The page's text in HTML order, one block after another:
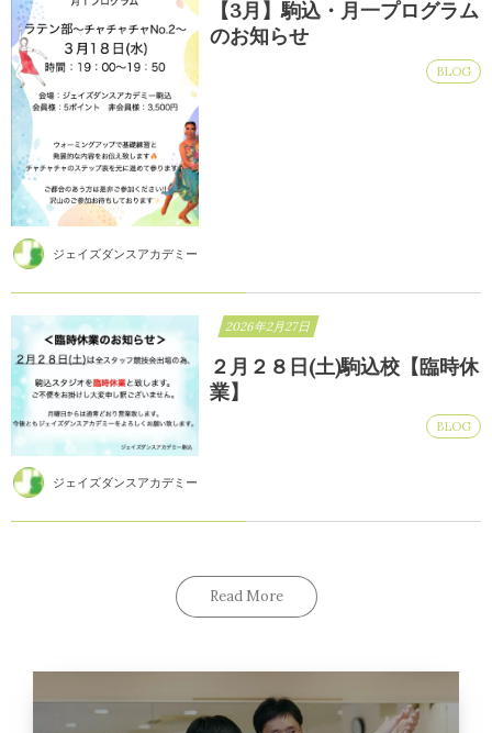
【3月】駒込・月一プログラム
のお知らせ
BLOG
ジェイズダンスアカデミー
2026年2月27日
２月２８日(土)駒込校【臨時休
業】
BLOG
ジェイズダンスアカデミー
Read More